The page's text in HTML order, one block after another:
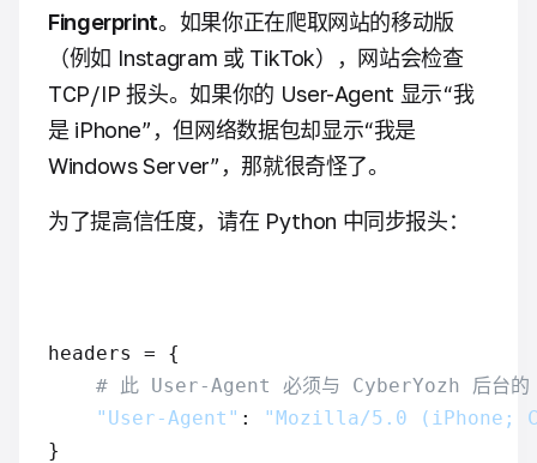
Fingerprint。如果你正在爬取网站的移动版
（例如 Instagram 或 TikTok），网站会检查
TCP/IP 报头。如果你的 User-Agent 显示“我
是 iPhone”，但网络数据包却显示“我是
Windows Server”，那就很奇怪了。
为了提高信任度，请在 Python 中同步报头：
headers = {
# 此 User-Agent 必须与 CyberYozh 后台
"User-Agent" :
"Mozilla/5.0 (iPhone;
}